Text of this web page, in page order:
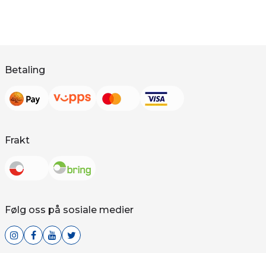
Betaling
Frakt
Følg oss på sosiale medier